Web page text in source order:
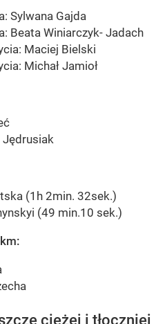
Sylwana Gajda
Beata Winiarczyk- Jadach
Maciej Bielski
Michał Jamioł
Jędrusiak
(1h 2min. 32sek.)
(49 min.10 sek.)
ciężej i tłoczniej